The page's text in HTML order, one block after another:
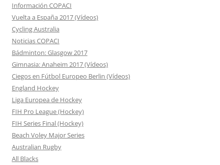
Información COPACI
Vuelta a España 2017 (Vídeos)
Cycling Australia
Noticias COPACI
Bádminton: Glasgow 2017
Gimnasia: Anaheim 2017 (Vídeos)
Ciegos en Fútbol Europeo Berlin (Vídeos)
England Hockey
Liga Europea de Hockey
FIH Pro League (Hockey)
FIH Series Final (Hockey)
Beach Voley Major Series
Australian Rugby
All Blacks